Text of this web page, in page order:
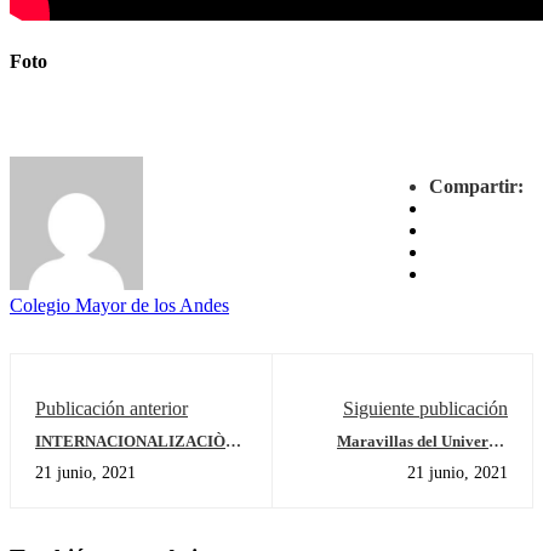
Foto
Compartir:
Colegio Mayor de los Andes
Publicación anterior
INTERNACIONALIZACIÒN -
con la música de acordeón
21 junio, 2021
Siguiente publicación
Maravillas del Universo-
WORD WORKS"
21 junio, 2021